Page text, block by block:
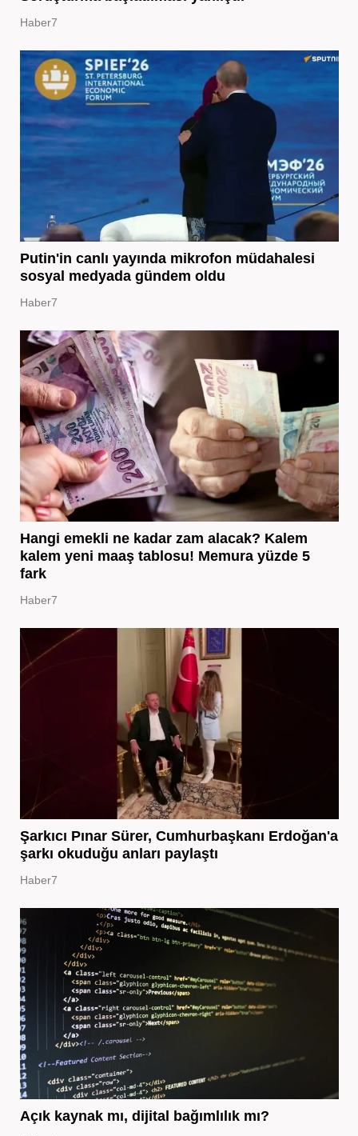
Haber7
Putin'in canlı yayında mikrofon müdahalesi
sosyal medyada gündem oldu
Haber7
Hangi emekli ne kadar zam alacak? Kalem
kalem yeni maaş tablosu! Memura yüzde 5
fark
Haber7
Şarkıcı Pınar Sürer, Cumhurbaşkanı Erdoğan'a
şarkı okuduğu anları paylaştı
Haber7
Açık kaynak mı, dijital bağımlılık mı?